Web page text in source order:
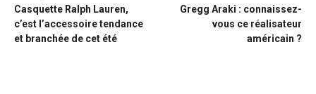
Casquette Ralph Lauren,
c’est l’accessoire tendance
et branchée de cet été
Gregg Araki : connaissez-
vous ce réalisateur
américain ?